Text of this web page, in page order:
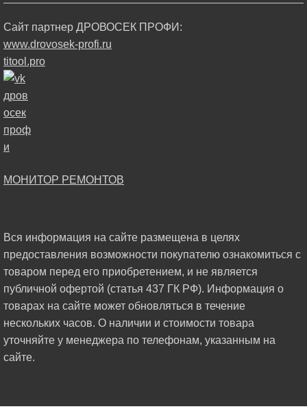
Сайт партнер ДРОВОСЕК ПРОФИ:
www.drovosek-profi.ru
titool.pro
МОНИТОР РЕМОНТОВ
Вся информация на сайте размещена в целях
предоставления возможности покупателю ознакомиться с
товаром перед его приобретением, и не является
публичной офертой (статья 437 ГК РФ). Информация о
товарах на сайте может обновляться в течение
нескольких часов. О наличии и стоимости товара
уточняйте у менеджера по телефонам, указанным на
сайте.